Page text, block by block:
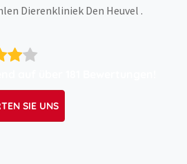
Dierenkliniek Den Heuvel .
SIE UNS